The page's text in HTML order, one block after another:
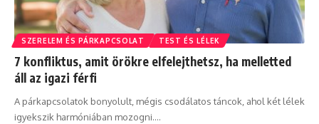
SZERELEM ÉS PÁRKAPCSOLAT TEST ÉS LÉLEK
7 konfliktus, amit örökre elfelejthetsz, ha melletted
áll az igazi férfi
A párkapcsolatok bonyolult, mégis csodálatos táncok, ahol két lélek
igyekszik harmóniában mozogni.…